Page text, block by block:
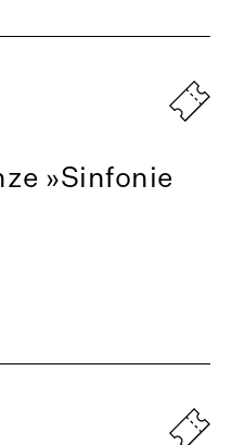
»Sinfonie